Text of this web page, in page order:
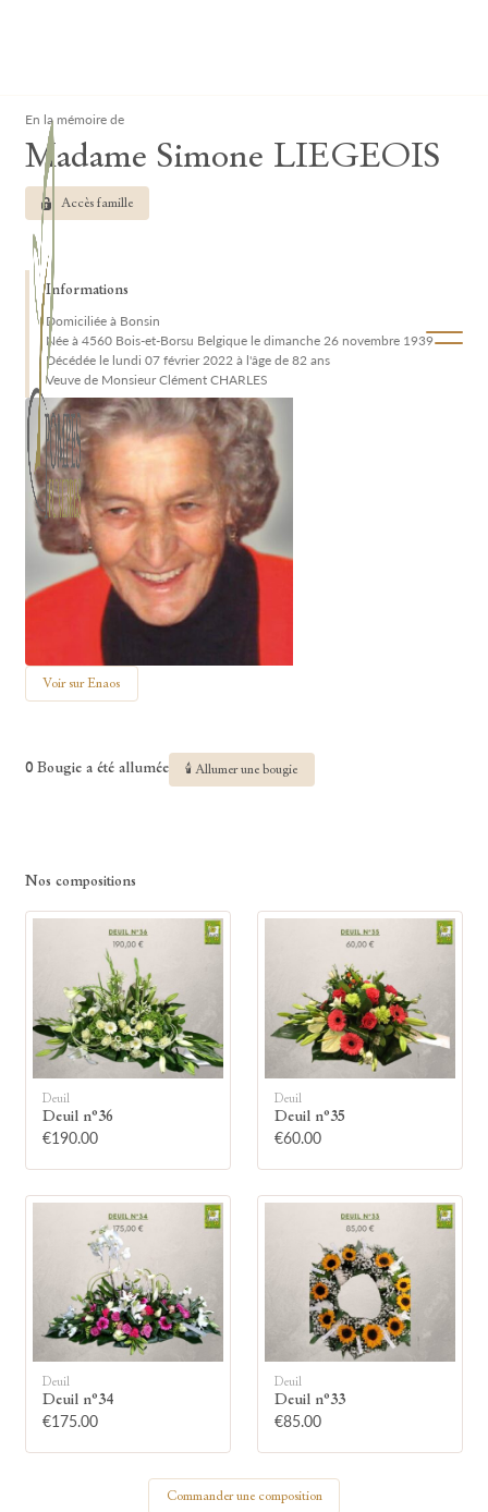
Ouvrir/
En la mémoire de
Madame Simone LIEGEOIS
Accès famille
Informations
Domiciliée à Bonsin
Née à 4560 Bois-et-Borsu Belgique le dimanche 26 novembre 1939
Décédée le lundi 07 février 2022 à l'âge de 82 ans
Veuve de Monsieur Clément CHARLES
Voir sur Enaos
0 Bougie a été allumée 🕯 Allumer une bougie
Allumez une bougie
Montrez votre soutien à la famille en
allumant symboliquement une bougie.
Votre prénom
Nos compositions
Deuil
Deuil n°36
€190.00
Deuil
Deuil n°35
€60.00
Deuil
Deuil n°34
€175.00
Deuil
Deuil n°33
€85.00
Commander une composition